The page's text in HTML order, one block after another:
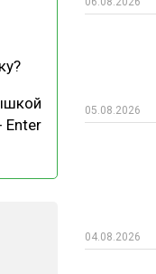
ИТОГИ
Enter
05.08.2026
04.08.2026